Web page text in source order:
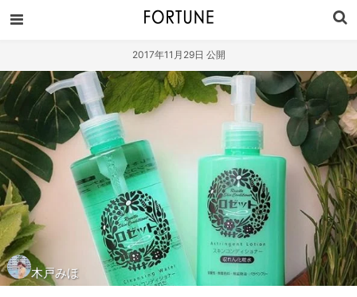
2017年11月29日 公開
木戸みほ